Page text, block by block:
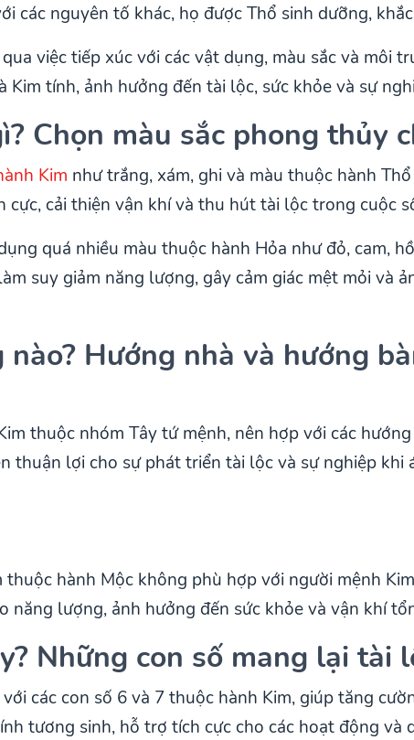
các nguyên tố khác, họ được Thổ sinh dưỡng,
việc tiếp xúc với các vật dụng, màu sắc và môi
tính, ảnh hưởng đến tài lộc, sức khỏe và sự
Chọn màu sắc phong thủy
Kim như trắng, xám, ghi và màu thuộc hành
cải thiện vận khí và thu hút tài lộc trong cuộc
quá nhiều màu thuộc hành Hỏa như đỏ, cam,
suy giảm năng lượng, gây cảm giác mệt mỏi và
Hướng nhà và hướng
thuộc nhóm Tây tứ mệnh, nên hợp với các hướng
thuận lợi cho sự phát triển tài lộc và sự nghiệp khi
hành Mộc không phù hợp với người mệnh
năng lượng, ảnh hưởng đến sức khỏe và vận khí
Những con số mang lại tài
các con số 6 và 7 thuộc hành Kim, giúp tăng
tương sinh, hỗ trợ tích cực cho các hoạt động và